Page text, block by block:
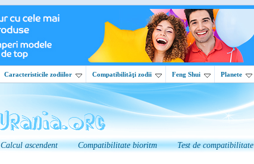
Caracteristicile zodiilor Compatibilităţi zodii Feng Shui Planete
Calcul ascendent Compatibilitate bioritm Test de compatibilitate